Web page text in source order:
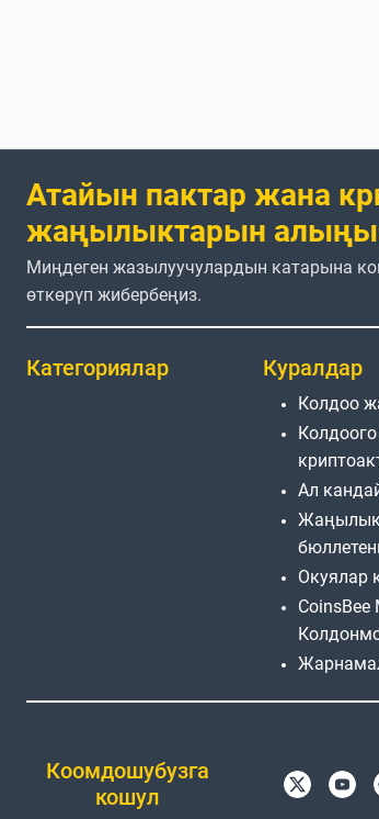
Атайын пактар жана
жаңылыктарын
Миңдеген жазылуучулардын катарына
өткөрүп жибербеңиз.
Категориялар Куралдар
Колдоо
Ал
Окуялар
Коомдошубузга
кошул